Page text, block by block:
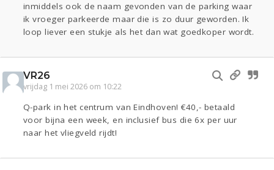
inmiddels ook de naam gevonden van de parking waar
ik vroeger parkeerde maar die is zo duur geworden. Ik
loop liever een stukje als het dan wat goedkoper wordt.
VR26
vrijdag 1 mei 2026 om 10:22
Q-park in het centrum van Eindhoven! €40,- betaald
voor bijna een week, en inclusief bus die 6x per uur
naar het vliegveld rijdt!